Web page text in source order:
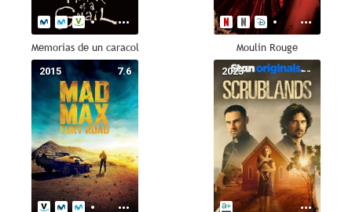
Memorias de un caracol Moulin Rouge
7.6
2015 --
2023